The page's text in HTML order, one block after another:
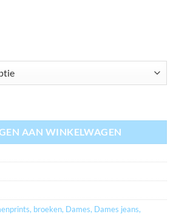
AAN WINKELWAGEN
, broeken, Dames, Dames jeans,